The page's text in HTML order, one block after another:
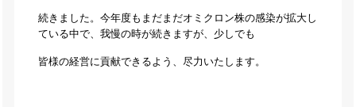
続きました。今年度もまだまだオミクロン株の感染が拡大し
ている中で、我慢の時が続きますが、少しでも
皆様の経営に貢献できるよう、尽力いたします。